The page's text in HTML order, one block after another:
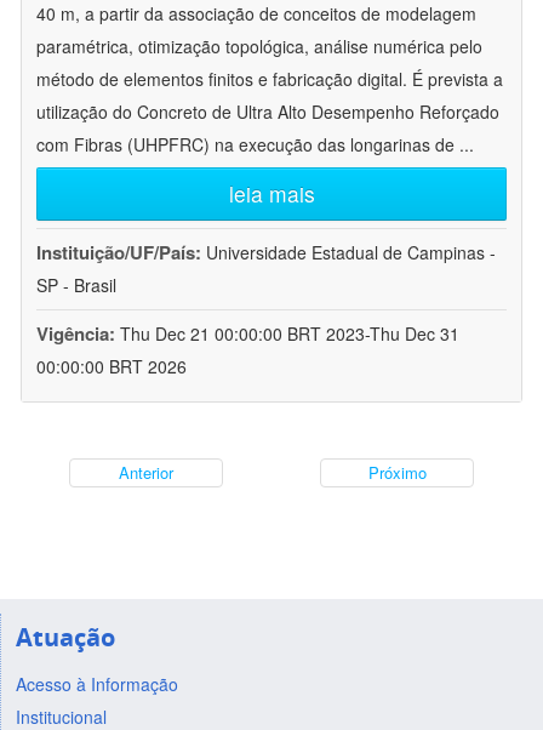
40 m, a partir da associação de conceitos de modelagem
paramétrica, otimização topológica, análise numérica pelo
método de elementos finitos e fabricação digital. É prevista a
utilização do Concreto de Ultra Alto Desempenho Reforçado
com Fibras (UHPFRC) na execução das longarinas de ...
leia mais
Instituição/UF/País: Universidade Estadual de Campinas -
SP - Brasil
Vigência: Thu Dec 21 00:00:00 BRT 2023-Thu Dec 31
00:00:00 BRT 2026
Anterior Próximo
Atuação
Acesso à Informação
Institucional